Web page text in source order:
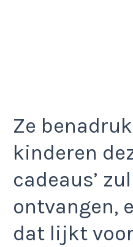
Ze
kinderen
cadeaus’
ontvangen,
dat lijkt